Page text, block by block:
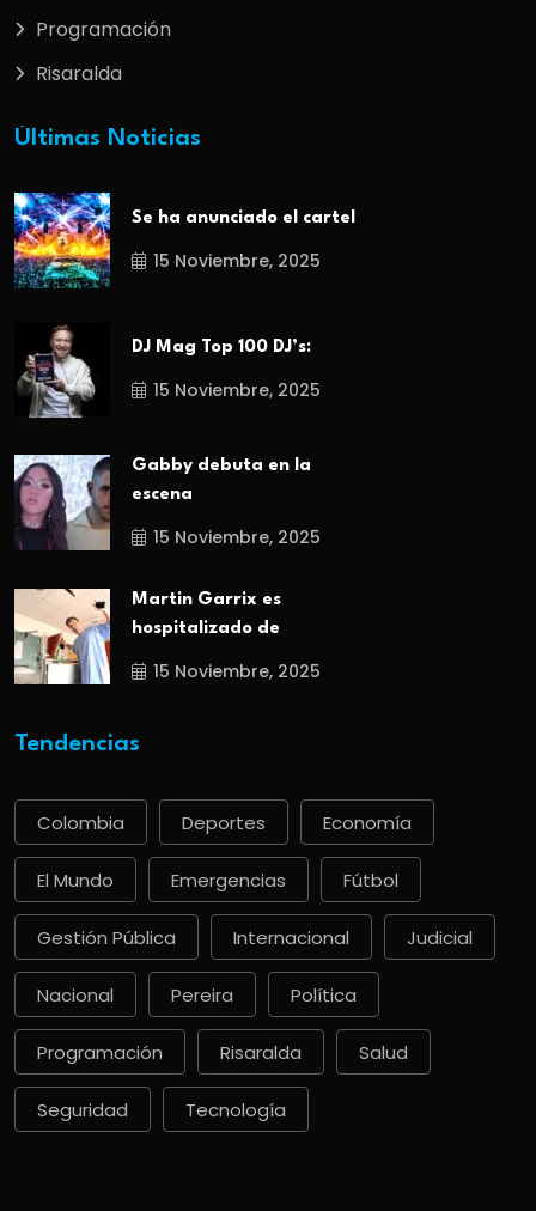
Programación
Risaralda
Últimas Noticias
Se ha anunciado el cartel
15 Noviembre, 2025
DJ Mag Top 100 DJ’s:
15 Noviembre, 2025
Gabby debuta en la
escena
15 Noviembre, 2025
Martin Garrix es
hospitalizado de
15 Noviembre, 2025
Tendencias
Colombia Deportes Economía
El Mundo Emergencias Fútbol
Gestión Pública Internacional Judicial
Nacional Pereira Política
Programación Risaralda Salud
Seguridad Tecnología